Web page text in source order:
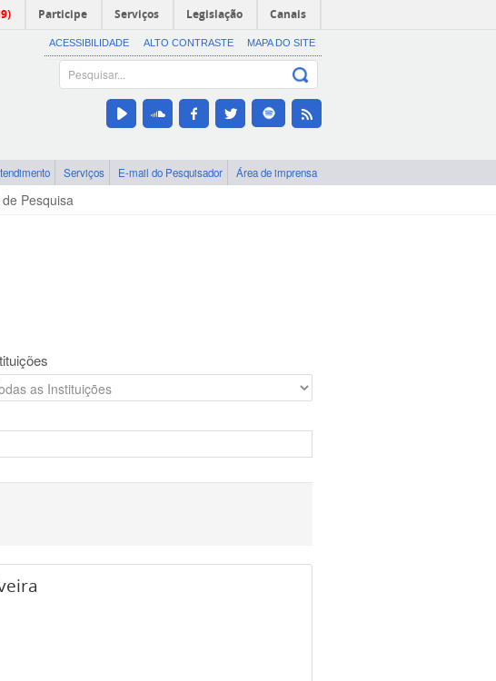
Participe Serviços Legislação Canais
ACESSIBILIDADE ALTO CONTRASTE MAPA DO SITE
Serviços E-mail do Pesquisador Área de imprensa
Pesquisa